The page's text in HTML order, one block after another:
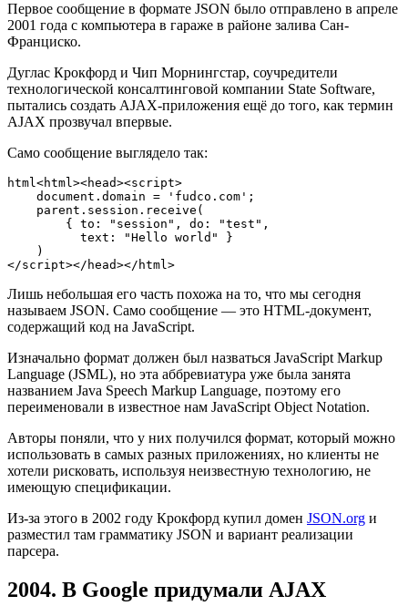
Первое сообщение в формате JSON было отправлено в апреле
2001 года с компьютера в гараже в районе залива Сан-
Франциско.
Дуглас Крокфорд и Чип Морнингстар, соучредители
технологической консалтинговой компании State Software,
пытались создать AJAX-приложения ещё до того, как термин
AJAX прозвучал впервые.
Само сообщение выглядело так:
html<html><head><script>
    document.domain = 'fudco.com';
    parent.session.receive(
        { to: "session", do: "test",
          text: "Hello world" }
    )
</script></head></html>
Лишь небольшая его часть похожа на то, что мы сегодня
называем JSON. Само сообщение — это HTML-документ,
содержащий код на JavaScript.
Изначально формат должен был назваться JavaScript Markup
Language (JSML), но эта аббревиатура уже была занята
названием Java Speech Markup Language, поэтому его
переименовали в известное нам JavaScript Object Notation.
Авторы поняли, что у них получился формат, который можно
использовать в самых разных приложениях, но клиенты не
хотели рисковать, используя неизвестную технологию, не
имеющую спецификации.
Из-за этого в 2002 году Крокфорд купил домен JSON.org и
разместил там грамматику JSON и вариант реализации
парсера.
2004. В Google придумали AJAX